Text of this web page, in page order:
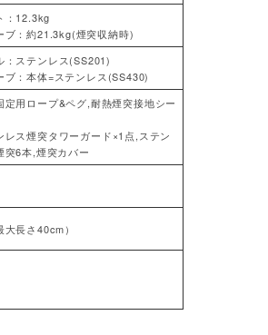
：12.3kg
ブ：約21.3kg(煙突収納時)
：ステンレス(SS201)
ブ：本体=ステンレス(SS430)
定用ロープ&ペグ,耐熱煙突接地シー
レス煙突タワーガード×1点,ステン
突6本,煙突カバー
大長さ40cm）